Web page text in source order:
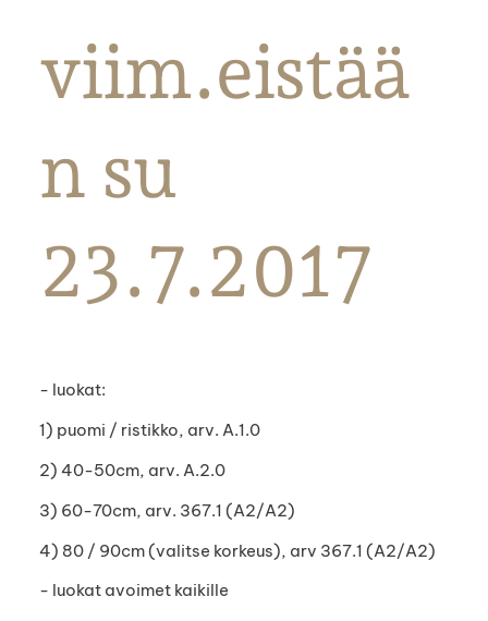
viim.eistää
n su
23.7.2017
- luokat:
1) puomi / ristikko, arv. A.1.0
2) 40-50cm, arv. A.2.0
3) 60-70cm, arv. 367.1 (A2/A2)
4) 80 / 90cm (valitse korkeus), arv 367.1 (A2/A2)
- luokat avoimet kaikille